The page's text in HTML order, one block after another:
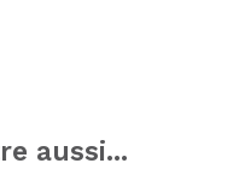
aussi...